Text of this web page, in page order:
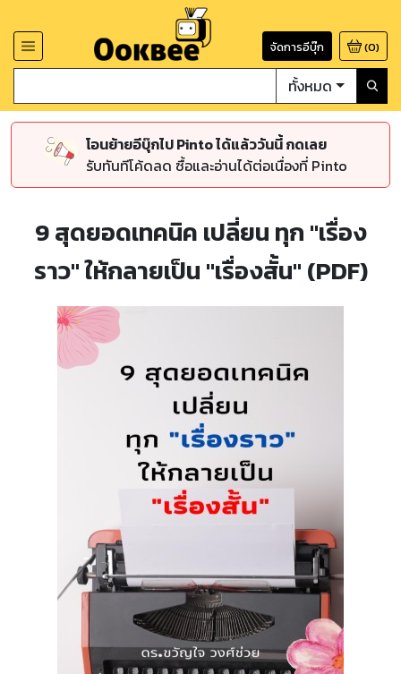
จัดการอีบุ๊ก (0)
ทั้งหมด
โอนย้ายอีบุ๊กไป Pinto ได้แล้ววันนี้ กดเลย
รับทันทีโค้ดลด ซื้อและอ่านได้ต่อเนื่องที่ Pinto
9 สุดยอดเทคนิค เปลี่ยน ทุก "เรื่อง
ราว" ให้กลายเป็น "เรื่องสั้น" (PDF)